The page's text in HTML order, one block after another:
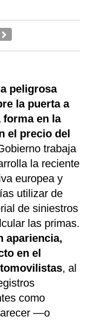
peligrosa
la puerta a
forma en la
el precio del
trabaja
la reciente
europea y
utilizar de
de siniestros
las primas.
apariencia,
en el
, al
como
—o